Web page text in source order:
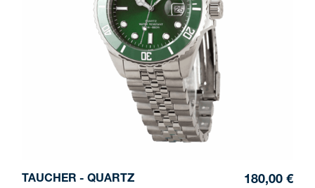
TAUCHER - QUARTZ 180,00 €